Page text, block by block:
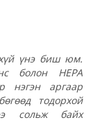
үнэ биш юм.
болон HEPA
нэгэн аргаар
тодорхой
сольж байх